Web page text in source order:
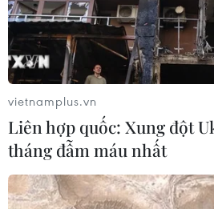
Không khó để bắt gặp hình ảnh cờ
vietnamplus.vn
Liên hợp quốc: Xung đột
tháng đẫm máu nhất